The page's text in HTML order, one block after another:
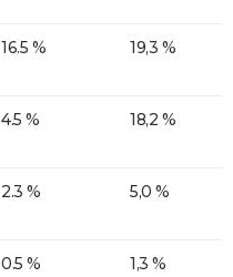
16.5 % 19,3 %
4.5 % 18,2 %
2.3 % 5,0 %
0.5 % 1,3 %